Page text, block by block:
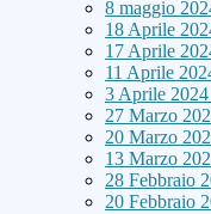
8 maggio
18 Aprile
17 Aprile
11 Aprile
3 Aprile 2024
27 Marzo
20 Marzo
13 Marzo
28 Febbraio
20 Febbraio